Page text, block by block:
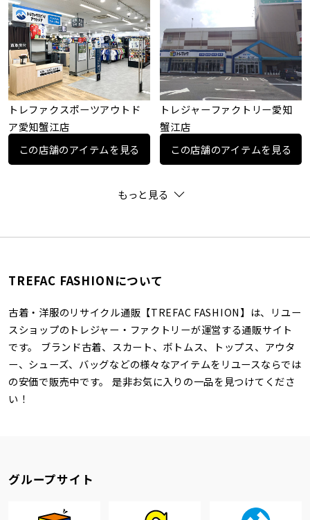
トレファクスポーツアウトド
ア愛知蟹江店
この店舗のアイテムを見る
トレジャーファクトリー愛知
蟹江店
この店舗のアイテムを見る
もっと見る
TREFAC FASHIONについて
古着・洋服のリサイクル通販【TREFAC FASHION】は、リユー
スショップのトレジャー・ファクトリーが運営する通販サイト
です。 ブランド古着、スカート、ボトムス、トップス、アウタ
ー、シューズ、バッグなどの様々なアイテムをリユースならでは
の安価で販売中です。 是非お気に入りの一品を見つけてくださ
い！
グループサイト